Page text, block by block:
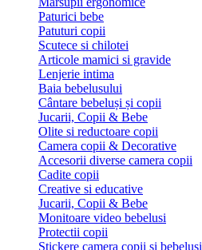
Paturici bebe
Patuturi copii
Scutece si chilotei
Articole mamici si gravide
Lenjerie intima
Baia bebelusului
Cântare bebeluși și copii
Jucarii, Copii & Bebe
Olite si reductoare copii
Camera copii & Decorative
Accesorii diverse camera copii
Cadite copii
Creative si educative
Jucarii, Copii & Bebe
Monitoare video bebelusi
Protectii copii
Stickere camera copii si bebelusi